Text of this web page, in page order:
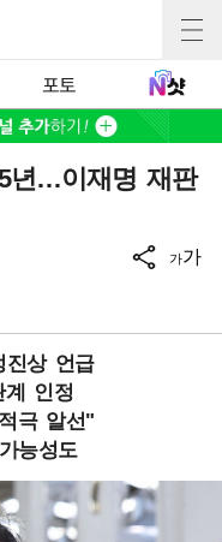
포토
년…이재명 재판
가가
진상 언급
계 인정
극 알선"
능성도